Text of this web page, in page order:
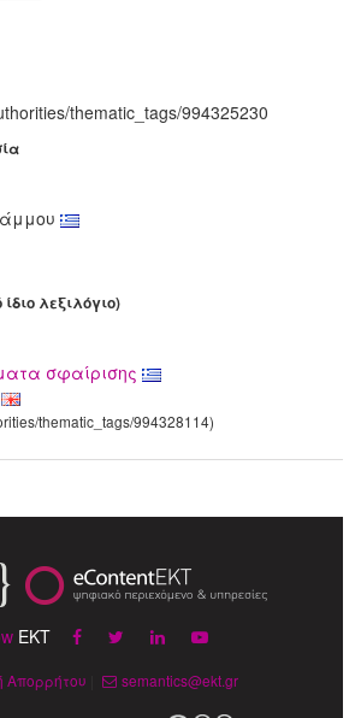
thematic_tags/994325230
λεξιλόγιο)
σφαίρισης
thematic_tags/994328114)
EKT
Απορρήτου semantics@ekt.gr